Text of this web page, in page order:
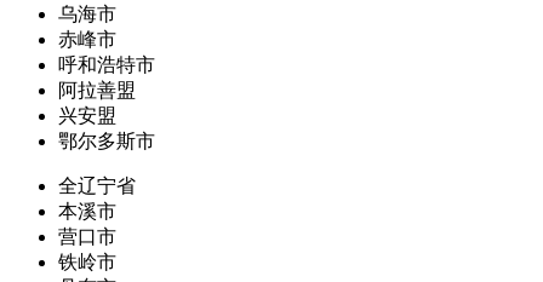
乌海市
赤峰市
呼和浩特市
阿拉善盟
兴安盟
鄂尔多斯市
全辽宁省
本溪市
营口市
铁岭市